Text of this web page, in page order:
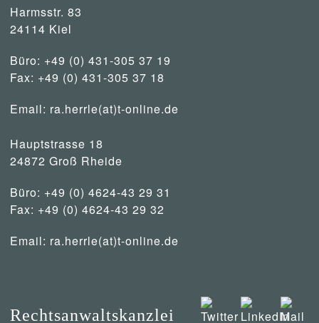
Harmsstr. 83
24114 Kiel
Büro: +49 (0) 431-305 37 19
Fax: +49 (0) 431-305 37 18
Email: ra.herrle(at)t-online.de
Hauptstrasse 18
24872 Groß Rheide
Büro: +49 (0) 4624-43 29 31
Fax: +49 (0) 4624-43 29 32
Email: ra.herrle(at)t-online.de
Rechtsanwaltskanzlei